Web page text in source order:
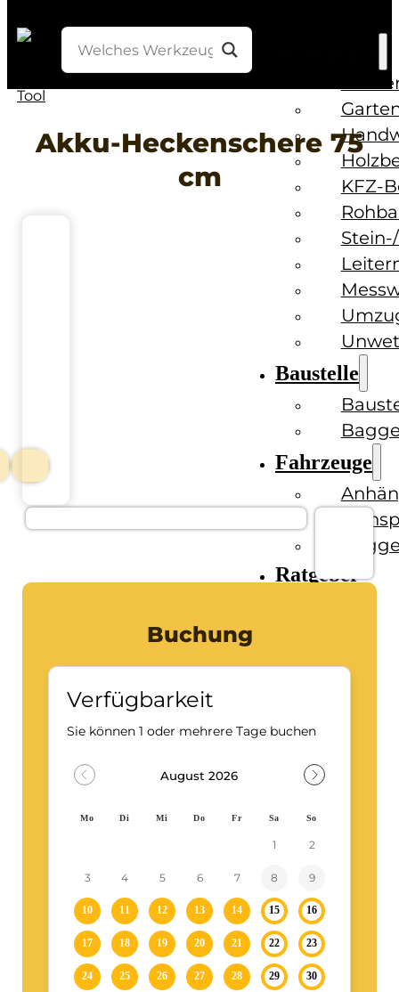
KFZ-
Baustelle
Fahrzeuge
Ratgeber
Akku-Heckenschere 75
cm
Buchung